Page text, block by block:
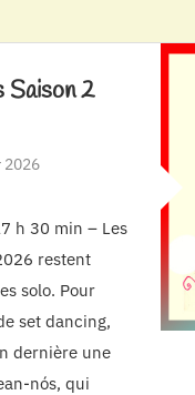
Saison 2
2026
h 30 min – Les
restent
solo. Pour
set dancing,
dernière une
nós, qui